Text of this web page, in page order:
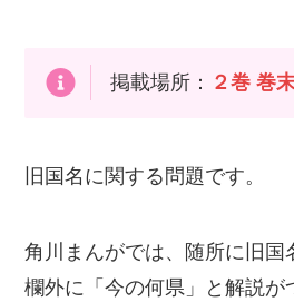
掲載場所： ２巻 巻
旧国名に関する問題です。
角川まんがでは、随所に旧国
欄外に「今の何県」と解説が